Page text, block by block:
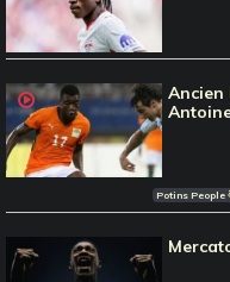
Ancien
Potins People